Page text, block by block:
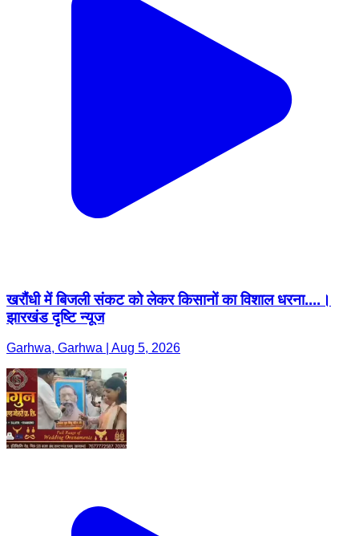
खरौंधी में बिजली संकट को लेकर किसानों का विशाल धरना....।
झारखंड दृष्टि न्यूज
Garhwa, Garhwa | Aug 5, 2026